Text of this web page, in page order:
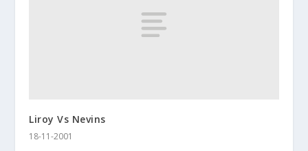
Liroy Vs Nevins
18-11-2001